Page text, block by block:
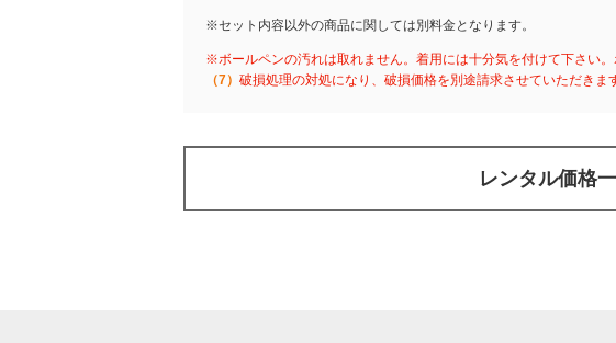
※セット内容以外の商品に関しては別料金となります。
※ボールペンの汚れは取れません。着用には十分気を付けて下さい
（7） 破損処理の対処になり、破損価格を別途請求させていただきま
レンタル価格